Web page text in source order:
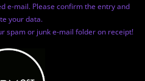
e-mail. Please confirm the entry and
your data.
spam or junk e-mail folder on receipt!